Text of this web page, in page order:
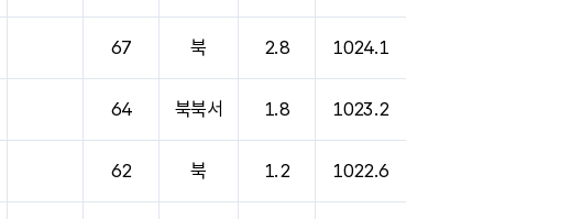
67 북 2.8 1024.1
64 북북서 1.8 1023.2
62 북 1.2 1022.6